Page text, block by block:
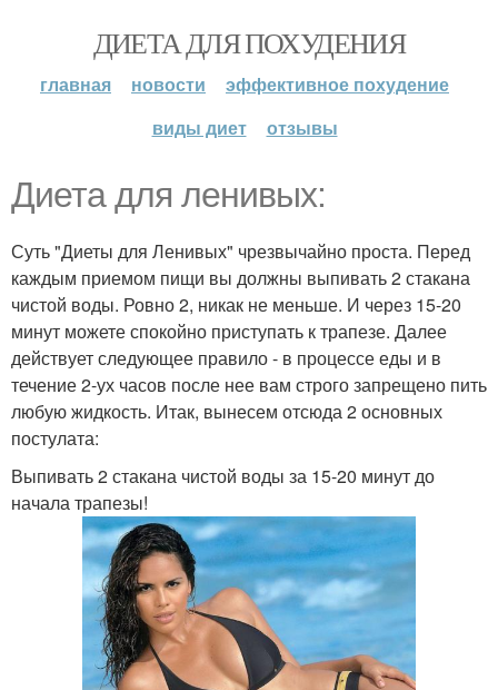
ДИЕТА ДЛЯ ПОХУДЕНИЯ
главная новости
эффективное похудение
виды диет
отзывы
Диета для ленивых:
Суть "Диеты для Ленивых" чрезвычайно проста. Перед
каждым приемом пищи вы должны выпивать 2 стакана
чистой воды. Ровно 2, никак не меньше. И через 15-20
минут можете спокойно приступать к трапезе. Далее
действует следующее правило - в процессе еды и в
течение 2-ух часов после нее вам строго запрещено пить
любую жидкость. Итак, вынесем отсюда 2 основных
постулата:
Выпивать 2 стакана чистой воды за 15-20 минут до
начала трапезы!